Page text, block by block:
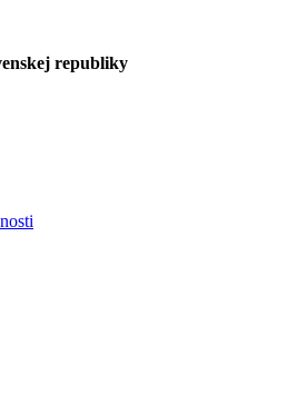
republiky